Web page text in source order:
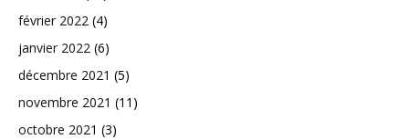
février 2022 (4)
janvier 2022 (6)
décembre 2021 (5)
novembre 2021 (11)
octobre 2021 (3)